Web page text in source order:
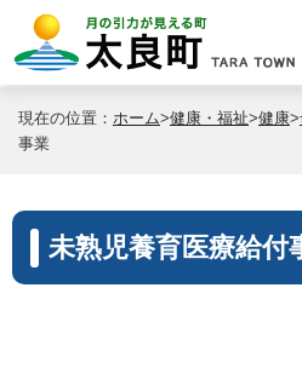
現在の位置： ホーム>健康・福祉>健康>
事業
未熟児養育医療給付